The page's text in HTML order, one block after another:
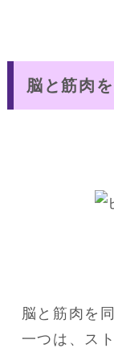
脳と筋肉
脳と筋肉を
一つは、ス